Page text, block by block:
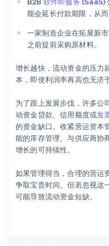
能会延长付款期限，从
一家制造企业在拓展新
之前提前采购原材料。
增长越快，流动资金的压力
本，即使利润率再高也无济
为了跟上发展步伐，许多公
动资金贷款、信用额度或发
的资金缺口。收紧营运资
能的库存管理、与供应商
增长的可持续性。
如果管理得当，合理的营运
争取宝贵时间。但若忽视这
可能导致流动资金短缺。
阿联酋
爱尔兰
English
爱沙尼亚
English
奥地利
DeutschEnglish
English
巴西
PortuguêsEnglish
保加利亚